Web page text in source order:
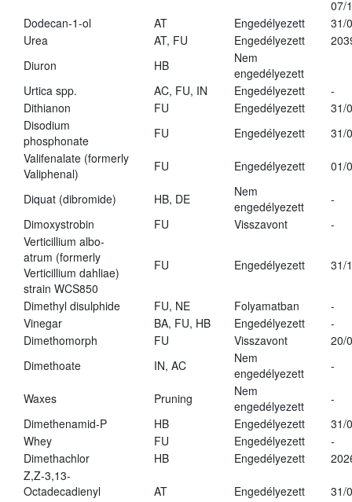
07/
Dodecan-1-ol
AT Engedélyezett
31/
Urea
AT, FU Engedélyezett
Diuron
HB
Nem
engedélyezett
Urtica spp.
AC, FU, IN Engedélyezett
-
Dithianon
FU Engedélyezett
31/
Disodium
phosphonate
FU Engedélyezett
31/
Valifenalate (formerly
Valiphenal)
FU Engedélyezett 01/
Diquat (dibromide) HB, DE
Nem
engedélyezett
-
Dimoxystrobin
FU Visszavont
-
Verticillium albo-
atrum (formerly
Verticillium dahliae)
strain WCS850
FU Engedélyezett 31/
Dimethyl disulphide FU, NE Folyamatban
-
Vinegar
BA, FU, HB Engedélyezett
-
Dimethomorph
FU Visszavont
20/
Dimethoate
IN, AC
Nem
engedélyezett
-
Waxes Pruning
Nem
engedélyezett
-
Dimethenamid-P
HB Engedélyezett
31/
Whey
FU Engedélyezett
-
Dimethachlor
HB Engedélyezett
Z,Z-3,13-
Octadecadienyl
AT Engedélyezett 31/